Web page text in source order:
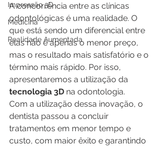
Impressão 3D
Medicina
Realidade Aumentada
A concorrência entre as clínicas
odontológicas é uma realidade. O
que está sendo um diferencial entre
elas não é apenas o menor preço,
mas o resultado mais satisfatório e o
término mais rápido. Por isso,
apresentaremos a utilização da
tecnologia 3D na odontologia.
Com a utilização dessa inovação, o
dentista passou a concluir
tratamentos em menor tempo e
custo, com maior êxito e garantindo